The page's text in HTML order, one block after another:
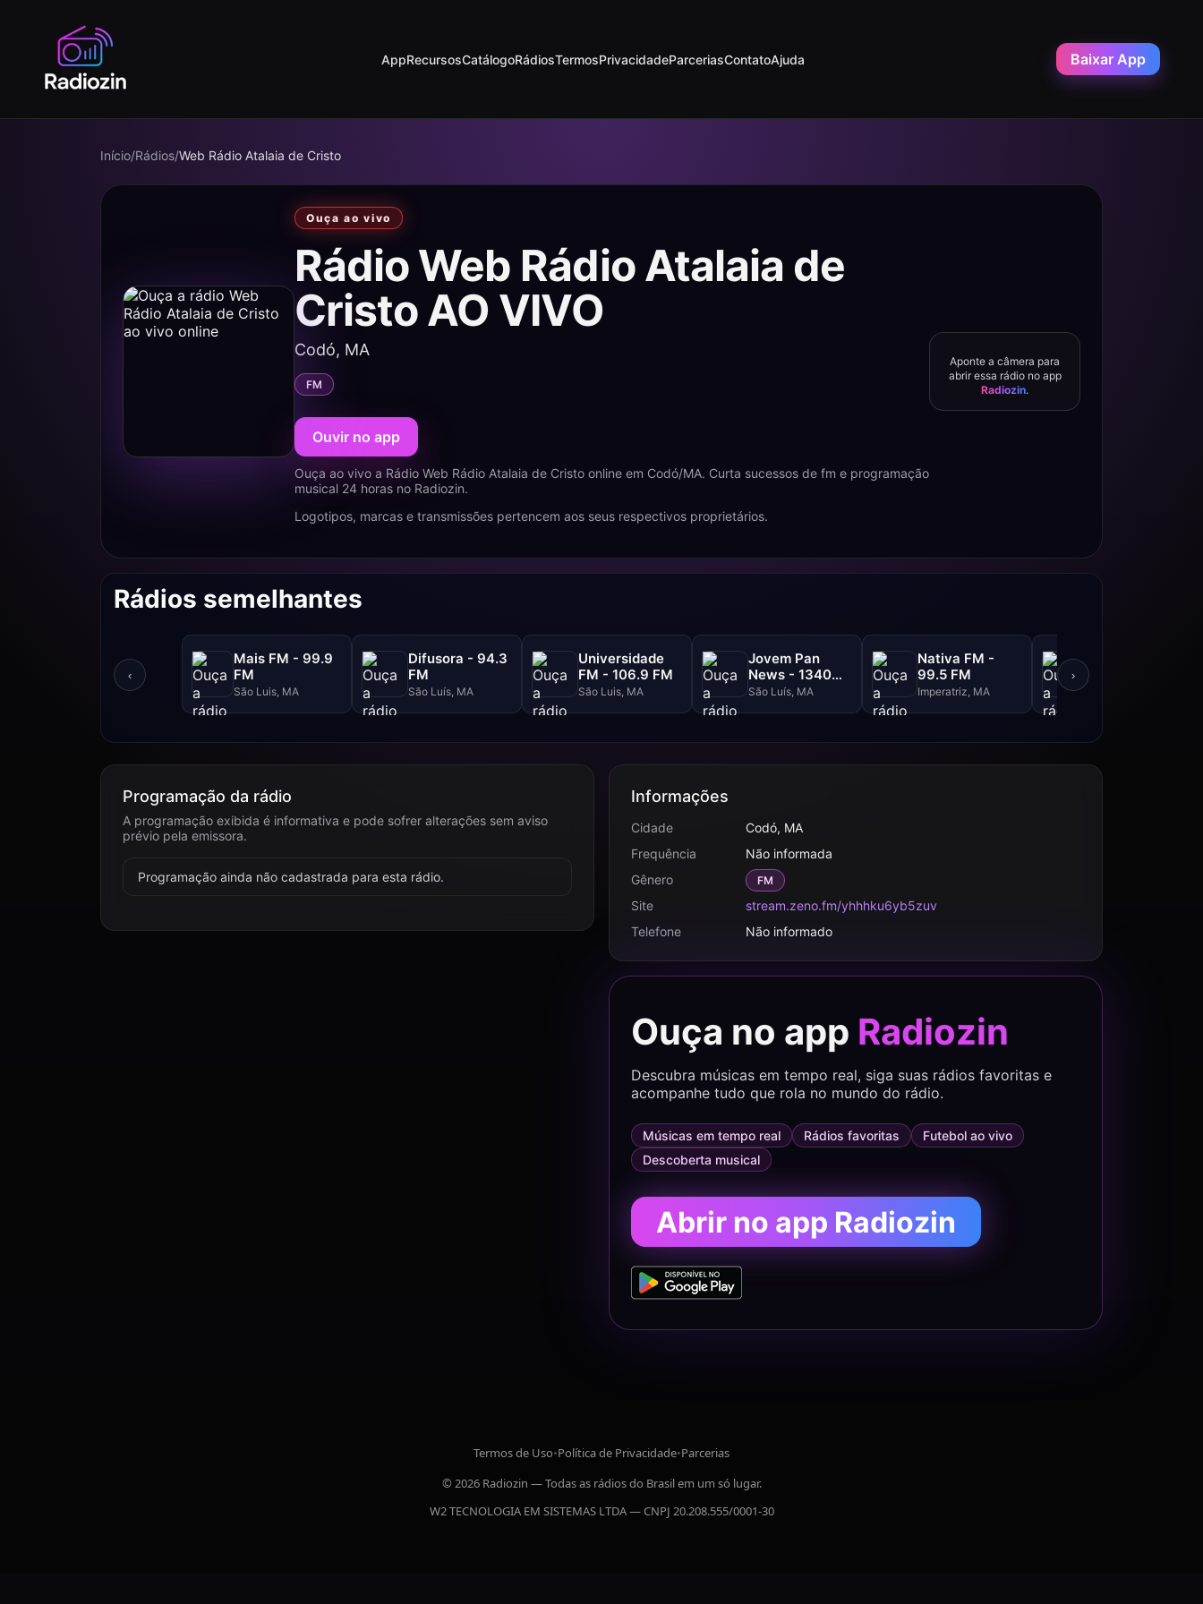
AppRecursosCatálogoRádiosTermosPrivacidadeParceriasContatoAjuda Baixar App
Início/Rádios/Web Rádio Atalaia de Cristo
Ouça ao vivo
Rádio Web Rádio Atalaia de
Cristo AO VIVO
Codó, MA
FM
Ouvir no app
Ouça ao vivo a Rádio Web Rádio Atalaia de Cristo online em Codó/MA. Curta sucessos de fm e programação
musical 24 horas no Radiozin.
Logotipos, marcas e transmissões pertencem aos seus respectivos proprietários.
Aponte a câmera para
abrir essa rádio no app
Radiozin.
Rádios semelhantes
‹
Mais FM - 99.9
FM
São Luis, MA
Difusora - 94.3
FM
São Luís, MA
Universidade
FM - 106.9 FM
São Luis, MA
Jovem Pan
News - 1340
AM
São Luís, MA
Nativa FM -
99.5 FM
Imperatriz, MA
87.9 FM
›
Programação da rádio
A programação exibida é informativa e pode sofrer alterações sem aviso
prévio pela emissora.
Programação ainda não cadastrada para esta rádio.
Informações
Cidade
Codó, MA
Frequência
Não informada
Gênero
FM
Site
stream.zeno.fm/yhhhku6yb5zuv
Telefone
Não informado
Ouça no app Radiozin
Descubra músicas em tempo real, siga suas rádios favoritas e
acompanhe tudo que rola no mundo do rádio.
Músicas em tempo real Rádios favoritas
Futebol ao vivo
Descoberta musical
Abrir no app Radiozin
Termos de Uso•Política de Privacidade•Parcerias
© 2026 Radiozin — Todas as rádios do Brasil em um só lugar.
W2 TECNOLOGIA EM SISTEMAS LTDA — CNPJ 20.208.555/0001-30